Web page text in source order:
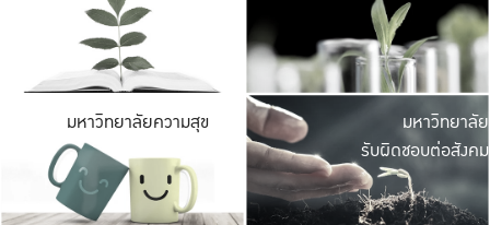
มีพื้นที่เขียวสดใส
เป็นป่าในเมือง เกษต
มหาวิทยาลัยความสุข มหาวิ
ค
เปิดประ
และพบเรื่องราวใ
มหาวิทยาลัย
รับผิดชอบต่อสังคม